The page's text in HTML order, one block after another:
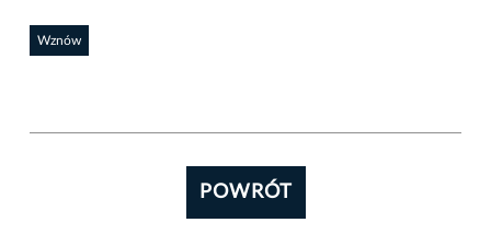
Wznów
POWRÓT